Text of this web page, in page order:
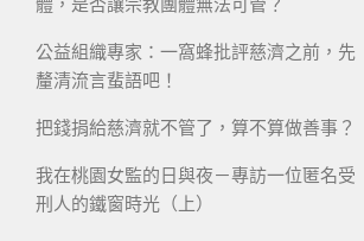
公益組織專家：一窩蜂批評慈濟之前，先
釐清流言蜚語吧！
把錢捐給慈濟就不管了，算不算做善事？
我在桃園女監的日與夜－專訪一位匿名受
刑人的鐵窗時光（上）